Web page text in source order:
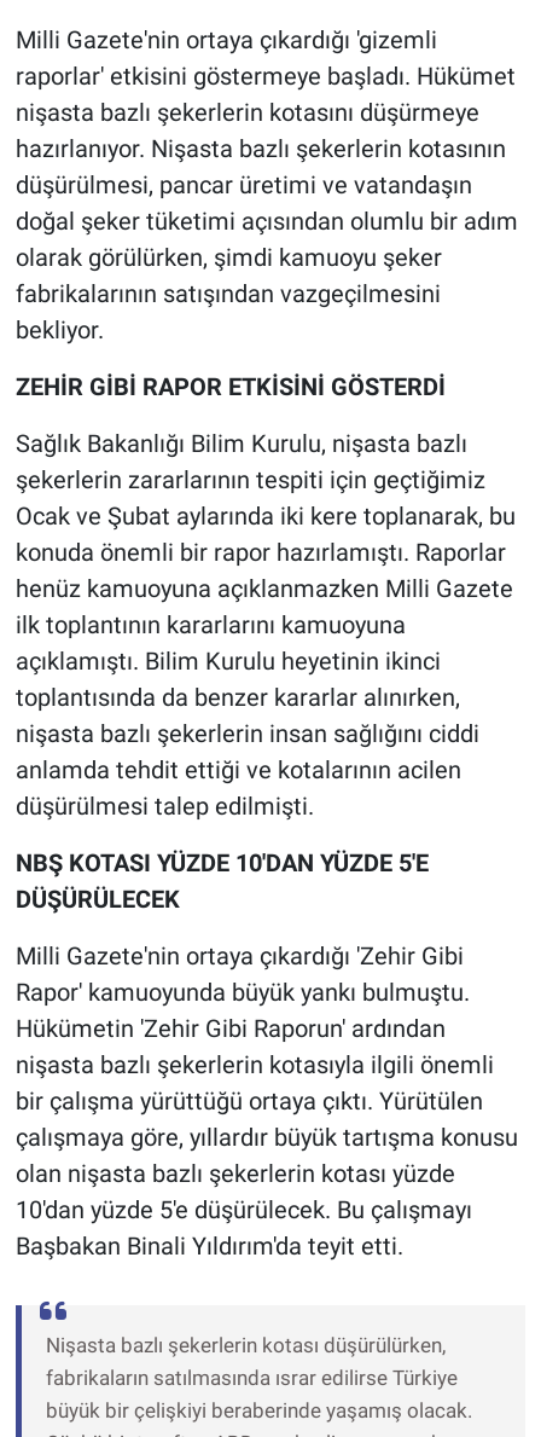
Milli Gazete'nin ortaya çıkardığı 'gizemli
raporlar' etkisini göstermeye başladı. Hükümet
nişasta bazlı şekerlerin kotasını düşürmeye
hazırlanıyor. Nişasta bazlı şekerlerin kotasının
düşürülmesi, pancar üretimi ve vatandaşın
doğal şeker tüketimi açısından olumlu bir adım
olarak görülürken, şimdi kamuoyu şeker
fabrikalarının satışından vazgeçilmesini
bekliyor.
ZEHİR GİBİ RAPOR ETKİSİNİ GÖSTERDİ
Sağlık Bakanlığı Bilim Kurulu, nişasta bazlı
şekerlerin zararlarının tespiti için geçtiğimiz
Ocak ve Şubat aylarında iki kere toplanarak, bu
konuda önemli bir rapor hazırlamıştı. Raporlar
henüz kamuoyuna açıklanmazken Milli Gazete
ilk toplantının kararlarını kamuoyuna
açıklamıştı. Bilim Kurulu heyetinin ikinci
toplantısında da benzer kararlar alınırken,
nişasta bazlı şekerlerin insan sağlığını ciddi
anlamda tehdit ettiği ve kotalarının acilen
düşürülmesi talep edilmişti.
NBŞ KOTASI YÜZDE 10'DAN YÜZDE 5'E
DÜŞÜRÜLECEK
Milli Gazete'nin ortaya çıkardığı 'Zehir Gibi
Rapor' kamuoyunda büyük yankı bulmuştu.
Hükümetin 'Zehir Gibi Raporun' ardından
nişasta bazlı şekerlerin kotasıyla ilgili önemli
bir çalışma yürüttüğü ortaya çıktı. Yürütülen
çalışmaya göre, yıllardır büyük tartışma konusu
olan nişasta bazlı şekerlerin kotası yüzde
10'dan yüzde 5'e düşürülecek. Bu çalışmayı
Başbakan Binali Yıldırım'da teyit etti.
Nişasta bazlı şekerlerin kotası düşürülürken,
fabrikaların satılmasında ısrar edilirse Türkiye
büyük bir çelişkiyi beraberinde yaşamış olacak.